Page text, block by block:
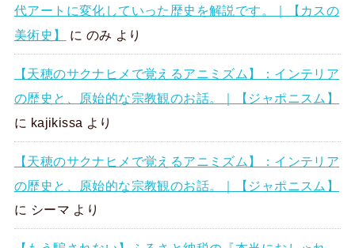
代アートに変化していった歴史を解説です。｜【カスの
美術史】
に のみ より
【天穂のサクナヒメで覚えるアニミズム】：インテリア
の歴史と、原始的な宗教観のお話。｜【ジャポニスム】
に kajikissa より
【天穂のサクナヒメで覚えるアニミズム】：インテリア
の歴史と、原始的な宗教観のお話。｜【ジャポニスム】
に シーマ より